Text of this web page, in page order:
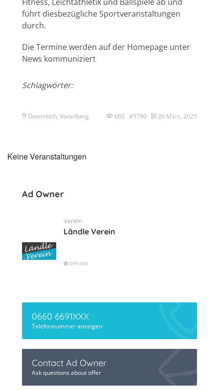
führt diesbezügliche Sportveranstaltungen
durch.
Die Termine werden auf der Homepage unter
News kommuniziert
Schlagwörter:
Österreich, Vorarlberg 660 #9790 26 März, 2025
Keine Veranstaltungen
Ad Owner
Verein
Ländle Verein
OFFLINE
0660 6691XXX
Telefonnummer anzeigen
Contact Ad Owner
Ask questions about offer